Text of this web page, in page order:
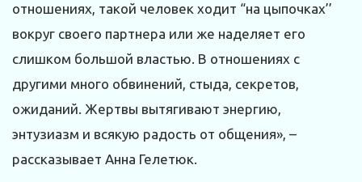
отношениях, такой человек ходит “на цыпочках’’
вокруг своего партнера или же наделяет его
слишком большой властью. В отношениях с
другими много обвинений, стыда, секретов,
ожиданий. Жертвы вытягивают энергию,
энтузиазм и всякую радость от общения», –
рассказывает Анна Гелетюк.